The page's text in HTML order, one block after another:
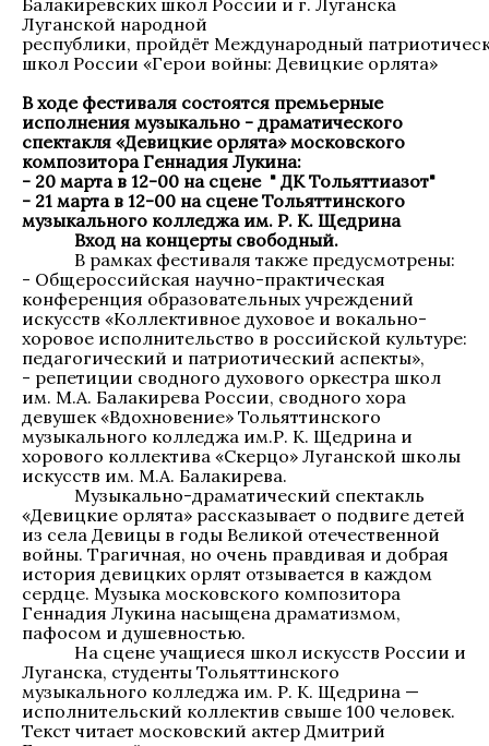
Балакиревских школ России и г. Луганска
Луганской народной
республики, пройдёт Международный
школ России «Герои войны: Девицкие орлята»
В ходе фестиваля состоятся премьерные
исполнения музыкально - драматического
спектакля «Девицкие орлята» московского
композитора Геннадия Лукина:
- 20 марта в 12-00 на сцене " ДК Тольяттиазот"
- 21 марта в 12-00 на сцене Тольяттинского
музыкального колледжа им. Р. К. Щедрина
Вход на концерты свободный.
В рамках фестиваля также предусмотрены:
- Общероссийская научно-практическая
конференция образовательных учреждений
искусств «Коллективное духовое и вокально-
хоровое исполнительство в российской культуре:
педагогический и патриотический аспекты»,
- репетиции сводного духового оркестра школ
им. М.А. Балакирева России, сводного хора
девушек «Вдохновение» Тольяттинского
музыкального колледжа им.Р. К. Щедрина и
хорового коллектива «Скерцо» Луганской школы
искусств им. М.А. Балакирева.
Музыкально-драматический спектакль
«Девицкие орлята» рассказывает о подвиге детей
из села Девицы в годы Великой отечественной
войны. Трагичная, но очень правдивая и добрая
история девицких орлят отзывается в каждом
сердце. Музыка московского композитора
Геннадия Лукина насыщена драматизмом,
пафосом и душевностью.
На сцене учащиеся школ искусств России и
Луганска, студенты Тольяттинского
музыкального колледжа им. Р. К. Щедрина —
исполнительский коллектив свыше 100 человек.
Текст читает московский актер Дмитрий